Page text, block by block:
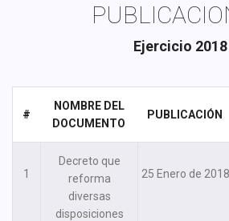
Ejercicio 2018
#
NOMBRE DEL
DOCUMENTO
PUBLICACIÓN
1
Decreto que
reforma
diversas
disposiciones
25 Enero de 2018